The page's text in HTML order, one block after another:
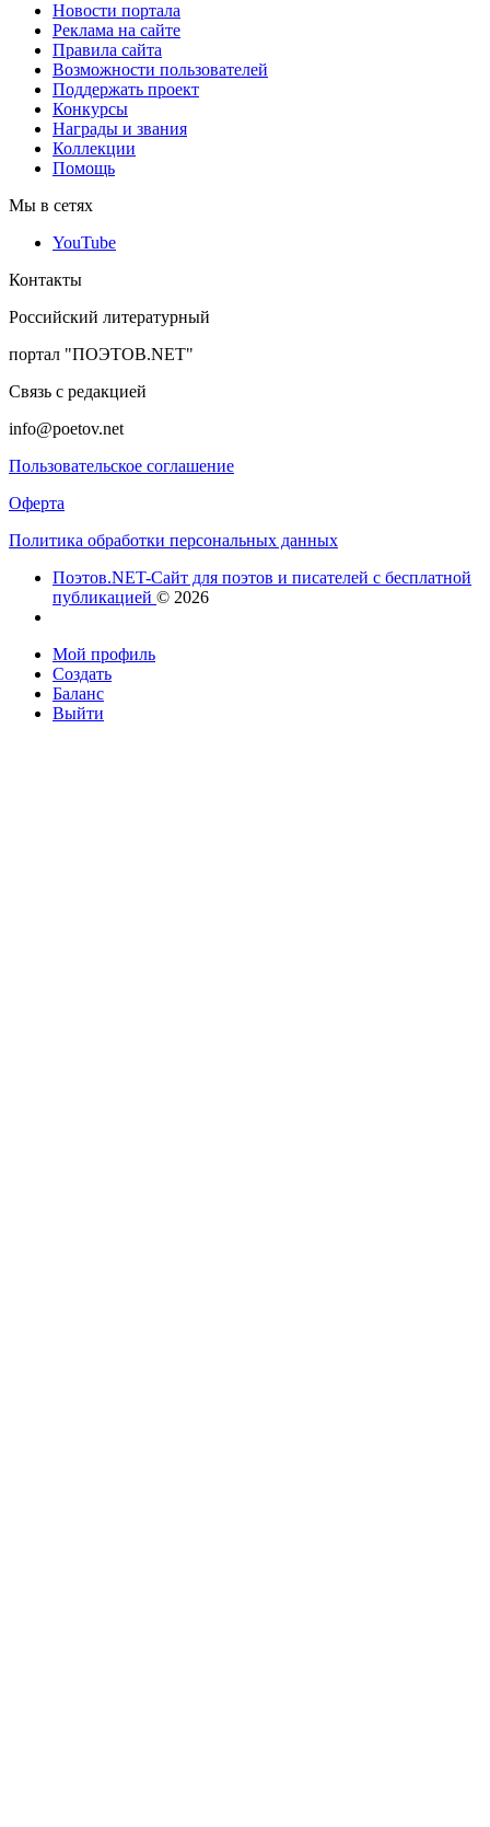
Новости портала
Реклама на сайте
Правила сайта
Возможности пользователей
Поддержать проект
Конкурсы
Награды и звания
Коллекции
Помощь
Мы в сетях
YouTube
Контакты
Российский литературный
портал "ПОЭТОВ.NET"
Связь с редакцией
info@poetov.net
Пользовательское соглашение
Оферта
Политика обработки персональных данных
Поэтов.NET-Сайт для поэтов и писателей с бесплатной
публикацией © 2026
Мой профиль
Создать
Баланс
Выйти